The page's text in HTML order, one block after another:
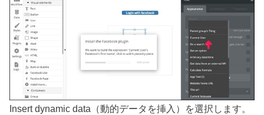
Insert dynamic data（動的データを挿入）を選択します。